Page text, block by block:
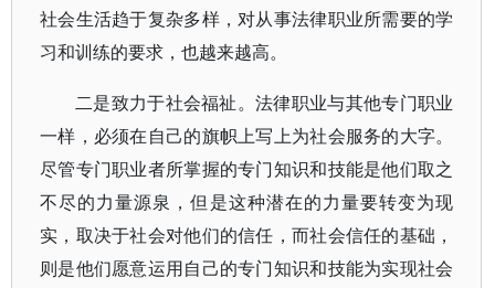
社会生活趋于复杂多样，对从事法律职业所需要的学
习和训练的要求，也越来越高。
二是致力于社会福祉。法律职业与其他专门职业
一样，必须在自己的旗帜上写上为社会服务的大字。
尽管专门职业者所掌握的专门知识和技能是他们取之
不尽的力量源泉，但是这种潜在的力量要转变为现
实，取决于社会对他们的信任，而社会信任的基础，
则是他们愿意运用自己的专门知识和技能为实现社会